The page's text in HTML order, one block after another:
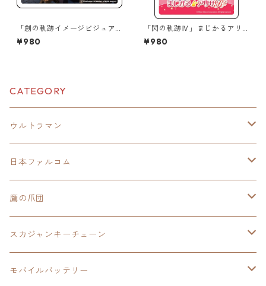
「創の軌跡イメージビジュア
ル」極厚アクリルキーチェー
ン
¥980
「閃の軌跡Ⅳ」まじかるアリ
サR第2弾 極厚アクリルキーチ
ェーン
¥980
CATEGORY
ウルトラマン
モバイルバッテリー
スカジャンキーチェーン
スカジャン
シャツ
日本ファルコム
イースⅧ
モバイルバッテリー
手帳型スマホカバー
東亰ザナドゥ
閃の軌跡Ⅲ
鷹の爪団
モバイルバッテリー
手帳型スマホカバー
スカジャンキーチェーン
ウルトラマンシリーズ
モバイルバッテリー